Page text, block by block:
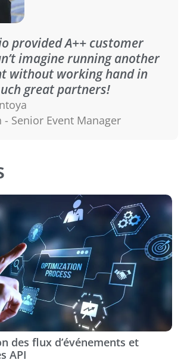
provided A++ customer
imagine running another
without working hand in
great partners!
- Senior Event Manager
des flux d’événements et
API